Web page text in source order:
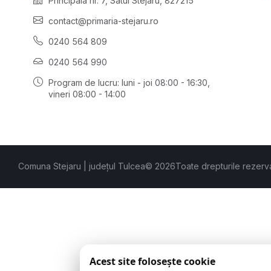
contact@primaria-stejaru.ro
0240 564 809
0240 564 990
Program de lucru: luni - joi 08:00 - 16:30,
vineri 08:00 - 14:00
Comuna Stejaru | județul Tulcea© 2026Toate drepturile
Acest site folosește cookie